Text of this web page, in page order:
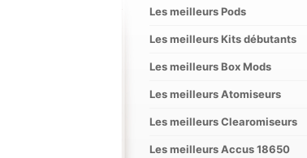
Les meilleurs Pods
Les meilleurs Kits débutants
Les meilleurs Box Mods
Les meilleurs Atomiseurs
Les meilleurs Clearomiseurs
Les meilleurs Accus 18650